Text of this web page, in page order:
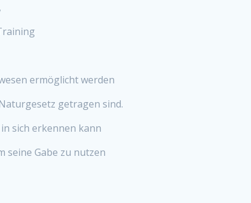
ermöglicht werden
getragen sind.
sich erkennen kann
seine Gabe zu nutzen